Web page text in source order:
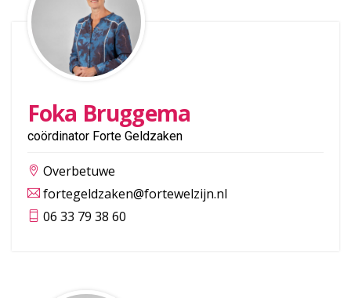
Foka Bruggema
coördinator Forte Geldzaken
Overbetuwe
fortegeldzaken@fortewelzijn.nl
06 33 79 38 60